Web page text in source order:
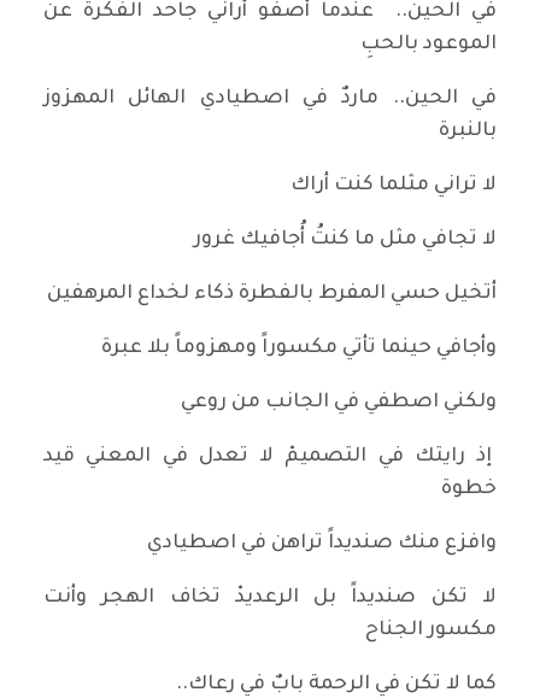
في الحين.. عندما أصفو أراني جاحد الفكرة عن
الموعود بالحبِ
في الحين.. ماردٌ في اصطيادي الهائل المهزوز
بالنبرة
لا تراني مثلما كنت أراك
لا تجافي مثل ما كنتُ أُجافيك غرور
أتخيل حسي المفرط بالفطرة ذكاء لخداع المرهفين
وأجافي حينما تأتي مكسوراً ومهزوماً بلا عبرة
ولكني اصطفي في الجانب من روعي
إذ رايتك في التصميمْ لا تعدل في المعني قيد
خطوة
وافزع منك صنديداً تراهن في اصطيادي
لا تكن صنديداً بل الرعديدْ تخاف الهجر وأنت
مكسور الجناح
كما لا تكن في الرحمة بابٌ في رعاك..